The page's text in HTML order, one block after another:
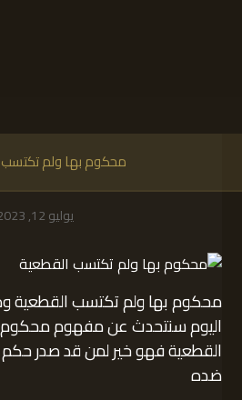
محكوم بها ولم
يوليو 12, 2023
محكوم بها ولم تكتسب القطعية
اليوم سنتحدث عن مفهوم
القطعية فهو خير لمن قد صدر
ضده